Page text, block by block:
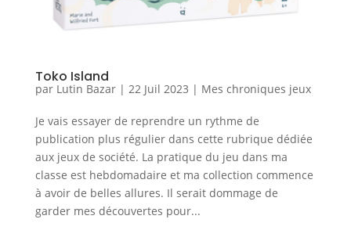
Toko Island
par Lutin Bazar| 22 Juil 2023 | Mes chroniques jeux
Je vais essayer de reprendre un rythme de
publication plus régulier dans cette rubrique dédiée
aux jeux de société. La pratique du jeu dans ma
classe est hebdomadaire et ma collection commence
à avoir de belles allures. Il serait dommage de
garder mes découvertes pour...